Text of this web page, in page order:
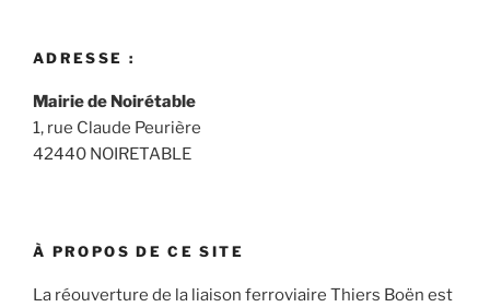
ADRESSE :
Mairie de Noirétable
1, rue Claude Peurière
42440 NOIRETABLE
À PROPOS DE CE SITE
La réouverture de la liaison ferroviaire Thiers Boën est